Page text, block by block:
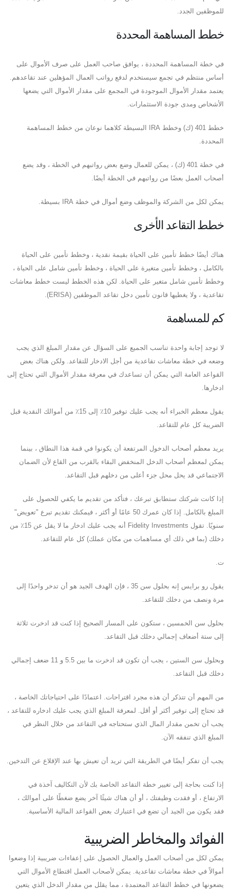
للموظفين الجدد.
خطط المساهمة المحددة
في خطة المساهمة المحددة ، يوافق صاحب العمل على صرف الأموال على
أساس منتظم في تجمع سيستخدم لدفع رواتب العمال المؤهلين عند تقاعدهم.
يعتمد مقدار الأموال الموجودة في المجمع على مقدار الأموال التي يضعها
الأشخاص ومدى جودة الاستثمارات.
خطط 401 (ك) وخطط IRA البسيطة كلاهما نوعان من خطط المساهمة
المحددة.
في خطة 401 (ك) ، يمكن للعمال وضع بعض رواتبهم في الخطة ، وقد يضع
أصحاب العمل بعضًا من رواتبهم في الخطة أيضًا.
يمكن لكل من الشركة والموظف وضع أموال في خطة IRA بسيطة.
خطط التقاعد الأخرى
هناك أيضًا خطط تأمين على الحياة بقيمة نقدية ، وخطط تأمين على الحياة
بالكامل ، وخطط تأمين متغيرة على الحياة ، وخطط تأمين شامل على الحياة ،
وخطط تأمين شامل متغير على الحياة. لكن هذه الخطط ليست خطط معاشات
تقاعدية ، ولا يغطيها قانون تأمين دخل تقاعد الموظفين (ERISA).
كم للمساهمة
لا توجد إجابة واحدة تناسب الجميع على السؤال عن مقدار المبلغ الذي يجب
وضعه في خطة معاشات تقاعدية من أجل الادخار للتقاعد. ولكن هناك بعض
القواعد العامة التي يمكن أن تساعدك في معرفة مقدار الأموال التي تحتاج إلى
ادخارها.
يقول معظم الخبراء أنه يجب عليك توفير 10٪ إلى 15٪ من أموالك النقدية قبل
الضريبة كل عام للتقاعد.
يريد معظم أصحاب الدخول المرتفعة أن يكونوا في قمة هذا النطاق ، بينما
يمكن لمعظم أصحاب الدخل المنخفض البقاء بالقرب من القاع لأن الضمان
الاجتماعي قد يحل محل جزء أعلى من دخلهم قبل التقاعد.
إذا كانت شركتك ستطابق تبرعك ، فتأكد من تقديم ما يكفي للحصول على
المبلغ بالكامل. إذا كان عمرك 50 عامًا أو أكثر ، فيمكنك تقديم تبرع "تعويض"
سنويًا. تقول Fidelity Investments أنه يجب عليك ادخار ما لا يقل عن 15٪ من
دخلك (بما في ذلك أي مساهمات من مكان عملك) كل عام للتقاعد.
ت.
يقول رو برايس إنه بحلول سن 35 ، فإن الهدف الجيد هو أن تدخر واحدًا إلى
مرة ونصف من دخلك للتقاعد.
بحلول سن الخمسين ، ستكون على المسار الصحيح إذا كنت قد ادخرت ثلاثة
إلى ستة أضعاف إجمالي دخلك قبل التقاعد.
وبحلول سن الستين ، يجب أن تكون قد ادخرت ما بين 5.5 و 11 ضعف إجمالي
دخلك قبل التقاعد.
من المهم أن تتذكر أن هذه مجرد اقتراحات. اعتمادًا على احتياجاتك الخاصة ،
قد تحتاج إلى توفير أكثر أو أقل. لمعرفة المبلغ الذي يجب عليك ادخاره للتقاعد ،
يجب أن تخمن مقدار المال الذي ستحتاجه في التقاعد من خلال النظر في
المبلغ الذي تنفقه الآن.
يجب أن تفكر أيضًا في الطريقة التي تريد أن تعيش بها عند الإقلاع عن التدخين.
إذا كنت بحاجة إلى تغيير خطة التقاعد الخاصة بك لأن التكاليف آخذة في
الارتفاع ، أو فقدت وظيفتك ، أو أن هناك شيئًا آخر يضع ضغطًا على أموالك ،
فقد يكون من الجيد أن تضع في اعتبارك بعض القواعد المالية الأساسية.
الفوائد والمخاطر الضريبية
يمكن لكل من أصحاب العمل والعمال الحصول على إعفاءات ضريبية إذا وضعوا
أموالاً في خطة معاشات تقاعدية. يمكن لأصحاب العمل اقتطاع الأموال التي
يضعونها في خطط التقاعد المعتمدة ، مما يقلل من مقدار الدخل الذي يتعين